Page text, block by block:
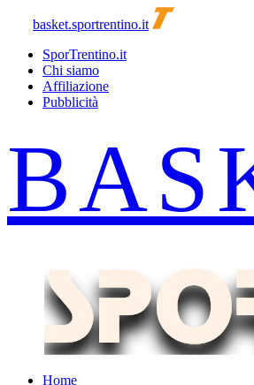
basket.sportrentino.it
SporTrentino.it
Chi siamo
Affiliazione
Pubblicità
Home